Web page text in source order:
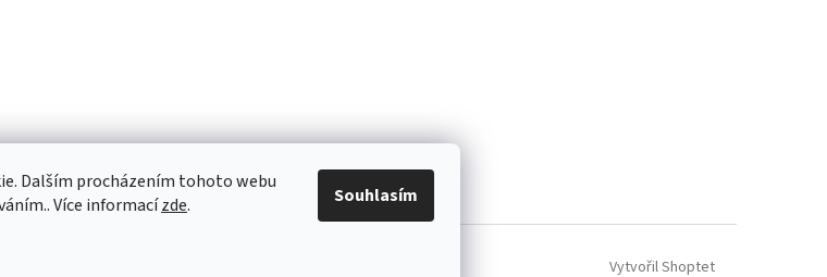
Dalším procházením tohoto webu
Více informacízde. Souhlasím
Vytvořil Shoptet